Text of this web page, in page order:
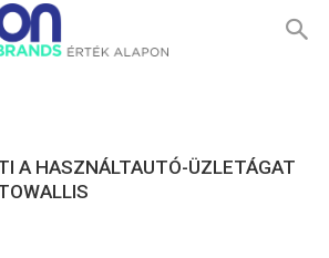
A HASZNÁLTAUTÓ-ÜZLETÁGAT